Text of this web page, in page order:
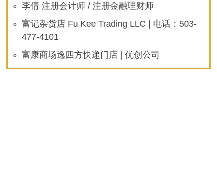
李倩 注册会计师 / 注册金融理财师
富记杂货店 Fu Kee Trading LLC | 电话：503-
477-4101
富康商场逸四方快递门店 | 优创公司